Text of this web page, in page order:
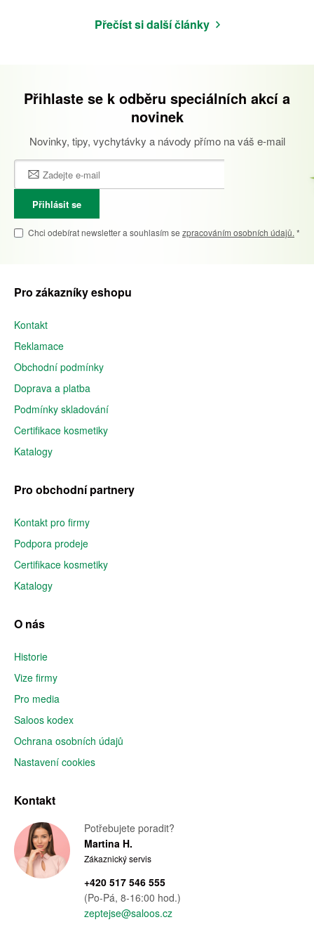
Přečíst si další články
Přihlaste se k odběru speciálních akcí a
novinek
Novinky, tipy, vychytávky a návody přímo na váš e-mail
Přihlásit se
Chci odebírat newsletter a souhlasím se zpracováním osobních údajů. *
Pro zákazníky eshopu
Kontakt
Reklamace
Obchodní podmínky
Doprava a platba
Podmínky skladování
Certifikace kosmetiky
Katalogy
Pro obchodní partnery
Kontakt pro firmy
Podpora prodeje
Certifikace kosmetiky
Katalogy
O nás
Historie
Vize firmy
Pro media
Saloos kodex
Ochrana osobních údajů
Nastavení cookies
Kontakt
Potřebujete poradit?
Martina H.
Zákaznický servis
+420 517 546 555
(Po-Pá, 8-16:00 hod.)
zeptejse@saloos.cz